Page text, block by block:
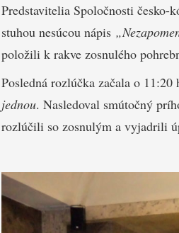
Predstavitelia Spoločnosti
stuhou nesúcou nápis
položili k rakve zosnulého
Posledná rozlúčka začala o
jednou. Nasledoval smútočný
rozlúčili so zosnulým a vyjadrili